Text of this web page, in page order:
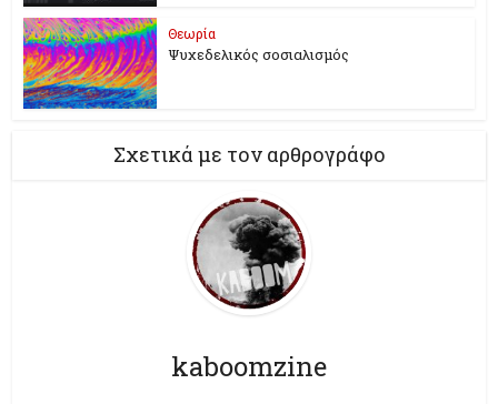
Θεωρία
Ψυχεδελικός σοσιαλισμός
Σχετικά με τον αρθρογράφο
kaboomzine